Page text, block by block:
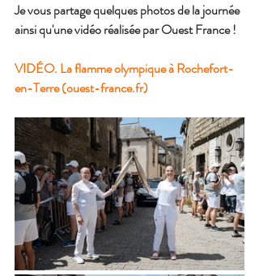
Je vous partage quelques photos de la journée
ainsi qu'une vidéo réalisée par Ouest France !
VIDÉO. La flamme olympique à Rochefort-
en-Terre (ouest-france.fr)